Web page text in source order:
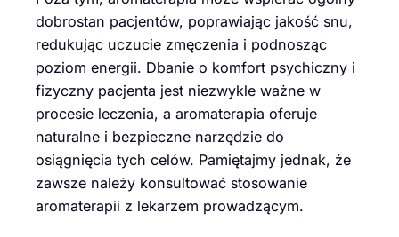
dobrostan pacjentów, poprawiając jakość snu,
redukując uczucie zmęczenia i podnosząc
poziom energii. Dbanie o komfort psychiczny i
fizyczny pacjenta jest niezwykle ważne w
procesie leczenia, a aromaterapia oferuje
naturalne i bezpieczne narzędzie do
osiągnięcia tych celów. Pamiętajmy jednak, że
zawsze należy konsultować stosowanie
aromaterapii z lekarzem prowadzącym.